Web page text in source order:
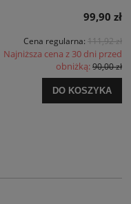
99,90 zł
Cena regularna: 111,92 zł
Najniższa cena z 30 dni przed
obniżką:90,00 zł
DO KOSZYKA